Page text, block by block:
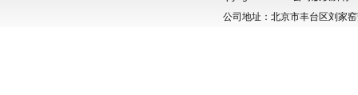
公司地址：北京市丰台区刘家